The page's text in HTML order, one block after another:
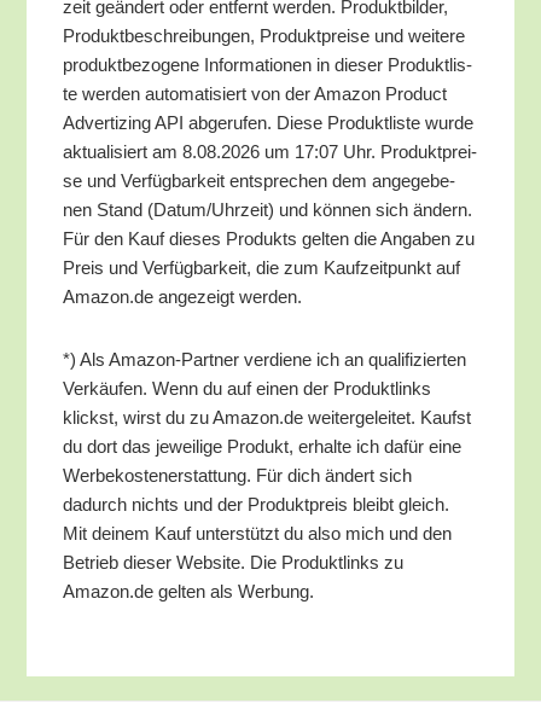
zeit geän­dert oder ent­fernt wer­den. Pro­dukt­bil­der,
Pro­dukt­be­schrei­bun­gen, Pro­dukt­prei­se und wei­te­re
pro­dukt­be­zo­ge­ne Infor­ma­tio­nen in die­ser Pro­dukt­lis­
te wer­den auto­ma­ti­siert von der Ama­zon Pro­duct
Adver­tiz­ing API abge­ru­fen. Die­se Pro­dukt­lis­te wur­de
aktua­li­siert am 8.08.2026 um 17:07 Uhr. Pro­dukt­prei­
se und Ver­füg­bar­keit ent­spre­chen dem ange­ge­be­
nen Stand (Datum/​Uhrzeit) und kön­nen sich ändern.
Für den Kauf die­ses Pro­dukts gel­ten die Anga­ben zu
Preis und Ver­füg­bar­keit, die zum Kauf­zeit­punkt auf
Amazon.de ange­zeigt werden.
*) Als Ama­zon-Part­ner ver­die­ne ich an qua­li­fi­zier­ten
Ver­käu­fen. Wenn du auf einen der Pro­dukt­links
klickst, wirst du zu Amazon.de wei­ter­ge­lei­tet. Kaufst
du dort das jewei­li­ge Pro­dukt, erhal­te ich dafür eine
Wer­be­kos­ten­er­stat­tung. Für dich ändert sich
dadurch nichts und der Pro­dukt­preis bleibt gleich.
Mit dei­nem Kauf unter­stützt du also mich und den
Betrieb die­ser Web­site. Die Pro­dukt­links zu
Amazon.de gel­ten als Werbung.